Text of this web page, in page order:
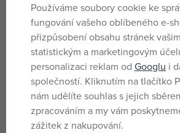
šaty? A kterou z kabelek si k nim
Parametry
Pohlaví
Barva
Používáme soubory cookie ke
fungování vašeho oblíbeného e-
přizpůsobení obsahu stránek
statistickým a marketingovým
personalizaci reklam od Googlu i
společností. Kliknutím na tlačítko
nám udělíte souhlas s jejich
zpracováním a my vám
zážitek z nakupování.